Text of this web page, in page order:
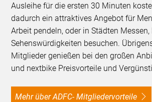
Ausleihe für die ersten 30 Minuten
dadurch ein attraktives Angebot für
Arbeit pendeln, oder in Städten
Sehenswürdigkeiten besuchen.
Mitglieder genießen bei den großen
und nextbike Preisvorteile und
Mehr über ADFC- Mitgliedervorteile